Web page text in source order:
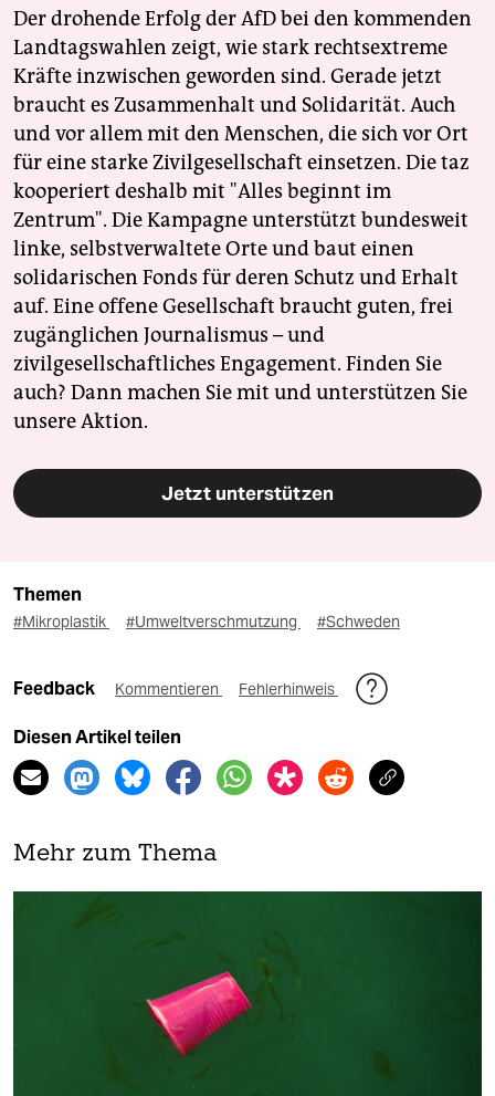
Der drohende Erfolg der AfD bei den kommenden
Landtagswahlen zeigt, wie stark rechtsextreme
Kräfte inzwischen geworden sind. Gerade jetzt
braucht es Zusammenhalt und Solidarität. Auch
und vor allem mit den Menschen, die sich vor Ort
für eine starke Zivilgesellschaft einsetzen. Die taz
kooperiert deshalb mit "Alles beginnt im
Zentrum". Die Kampagne unterstützt bundesweit
linke, selbstverwaltete Orte und baut einen
solidarischen Fonds für deren Schutz und Erhalt
auf. Eine offene Gesellschaft braucht guten, frei
zugänglichen Journalismus – und
zivilgesellschaftliches Engagement. Finden Sie
auch? Dann machen Sie mit und unterstützen Sie
unsere Aktion.
Jetzt unterstützen
Themen
#Mikroplastik #Umweltverschmutzung #Schweden
Feedback Kommentieren Fehlerhinweis
Diesen Artikel teilen
Mehr zum Thema